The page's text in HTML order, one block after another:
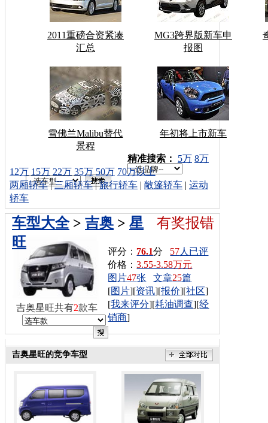
2011重磅合资紧凑
汇总
MG3跨界版新车申
报图
雪佛兰Malibu替代
景程
年初将上市新车
车型搜索：
精准搜索： 5万 8万
12万 15万 22万 35万 50万 70万以上
两厢轿车|三厢轿车|旅行轿车 | 敞篷轿车 | 运动
轿车
有奖报错
车型大全> 吉奥 > 星
旺
评分： 76.1分 57人已评
价格：3.55-3.58万元
图片47张 文章25篇
[图片][资讯][报价][社区]
[我来评分][耗油调查][经
销商]
吉奥星旺共有2款车
吉奥星旺的竞争车型